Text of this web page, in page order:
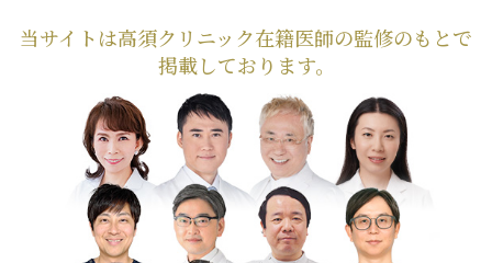
当サイトは高須クリニック在籍医師の監修のもとで
掲載しております。